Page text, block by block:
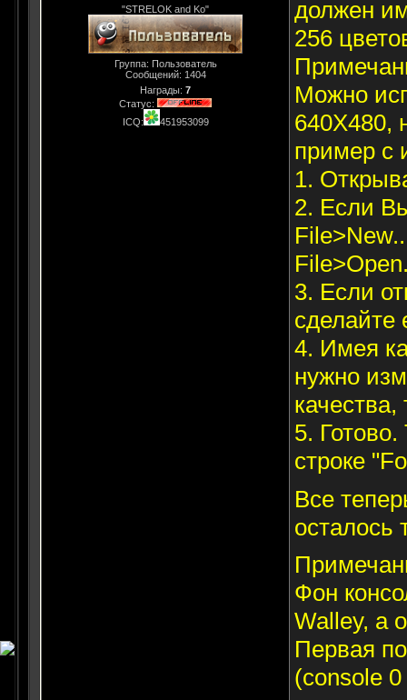
"STRELOK and Ko"
Группа: Пользователь
Сообщений: 1404
Награды: 7
Статус:
ICQ:
451953099
должен
256
Можно
640X480,
пример с
1.
2. Если
3. Если
сделайте
4. Имея
нужно
5.
строке
Все
осталось
Фон
Walley, а
Первая
(console 0